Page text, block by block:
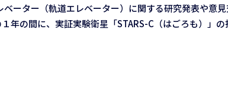
ーター（軌道エレベーター）に関する研究発表や意
年の間に、実証実験衛星「STARS-C（はごろも）」